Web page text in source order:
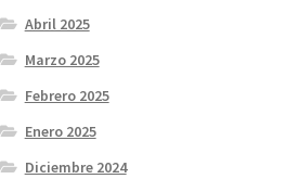
Abril 2025
Marzo 2025
Febrero 2025
Enero 2025
Diciembre 2024